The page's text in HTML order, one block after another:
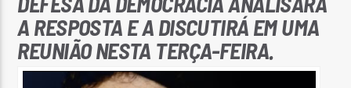
A RESPOSTA E A DISCUTIRÁ EM UMA
REUNIÃO NESTA TERÇA-FEIRA.